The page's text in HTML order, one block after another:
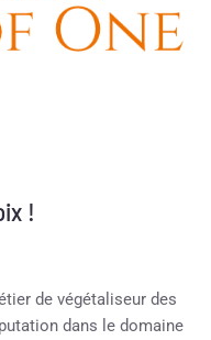
!
de végétaliseur des
dans le domaine